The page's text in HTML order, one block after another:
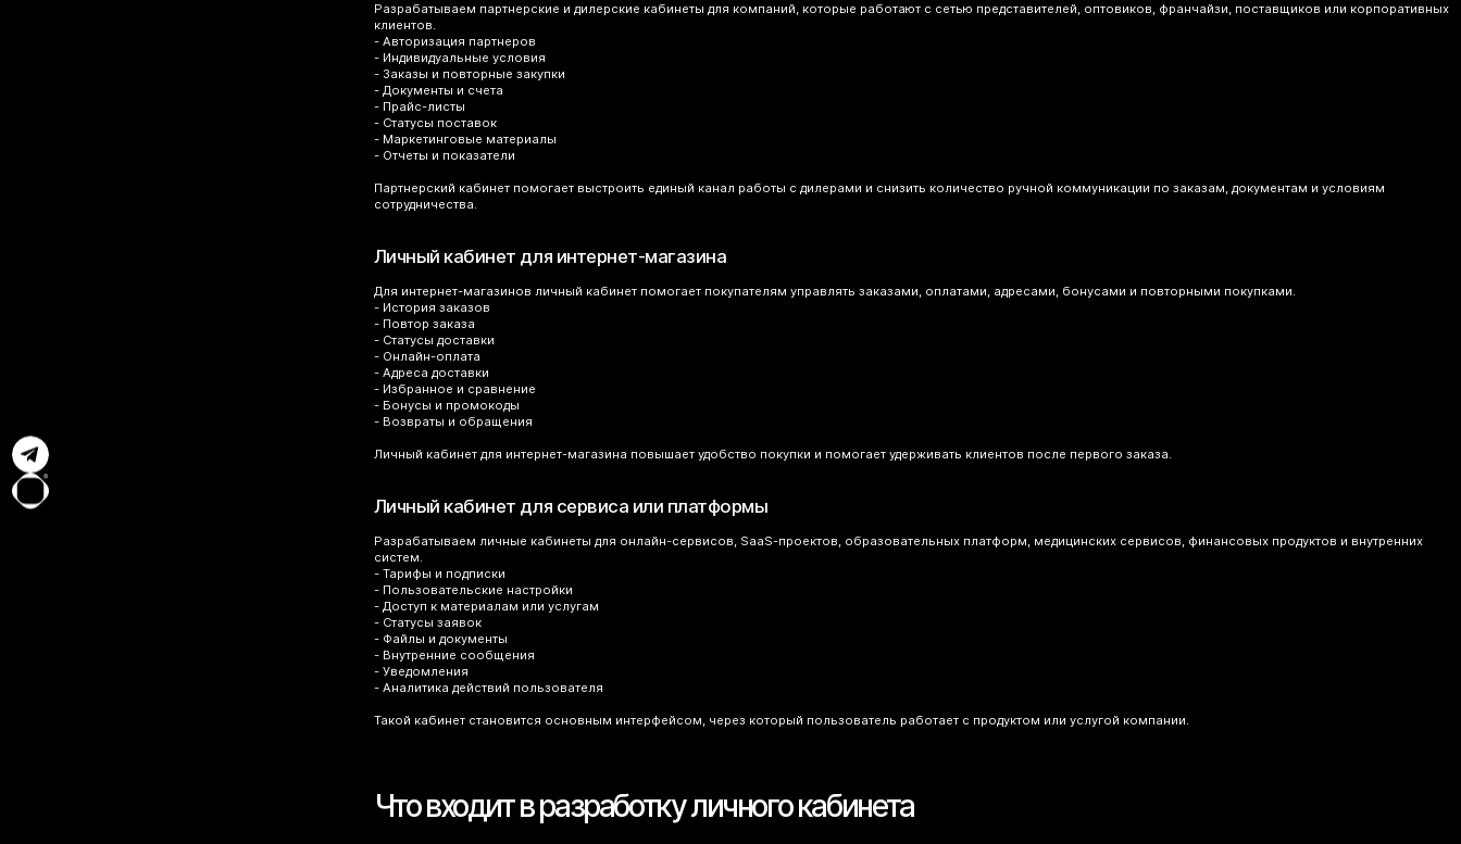
Разрабатываем партнерские и дилерские кабинеты для компаний, которые работают с сетью представителей, оптовиков, франчайзи, поставщиков или корпоративных
клиентов.
- Авторизация партнеров
- Индивидуальные условия
- Заказы и повторные закупки
- Документы и счета
- Прайс-листы
- Статусы поставок
- Маркетинговые материалы
- Отчеты и показатели
Партнерский кабинет помогает выстроить единый канал работы с дилерами и снизить количество ручной коммуникации по заказам, документам и условиям
сотрудничества.
Личный кабинет для интернет-магазина
Для интернет-магазинов личный кабинет помогает покупателям управлять заказами, оплатами, адресами, бонусами и повторными покупками.
- История заказов
- Повтор заказа
- Статусы доставки
- Онлайн-оплата
- Адреса доставки
- Избранное и сравнение
- Бонусы и промокоды
- Возвраты и обращения
Личный кабинет для интернет-магазина повышает удобство покупки и помогает удерживать клиентов после первого заказа.
Личный кабинет для сервиса или платформы
Разрабатываем личные кабинеты для онлайн-сервисов, SaaS-проектов, образовательных платформ, медицинских сервисов, финансовых продуктов и внутренних
систем.
- Тарифы и подписки
- Пользовательские настройки
- Доступ к материалам или услугам
- Статусы заявок
- Файлы и документы
- Внутренние сообщения
- Уведомления
- Аналитика действий пользователя
Такой кабинет становится основным интерфейсом, через который пользователь работает с продуктом или услугой компании.
Что входит в разработку личного кабинета